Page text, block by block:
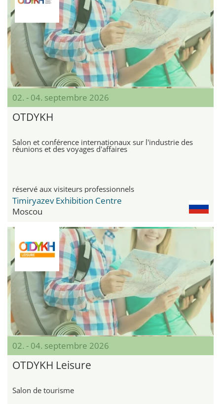
02. - 04. septembre 2026
OTDYKH
Salon et conférence internationaux sur l'industrie des
réunions et des voyages d'affaires
réservé aux visiteurs professionnels
Timiryazev Exhibition Centre
Moscou
02. - 04. septembre 2026
OTDYKH Leisure
Salon de tourisme